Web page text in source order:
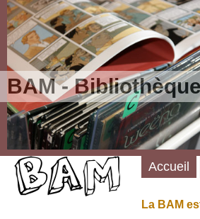
BAM -
La BAM
Accueil